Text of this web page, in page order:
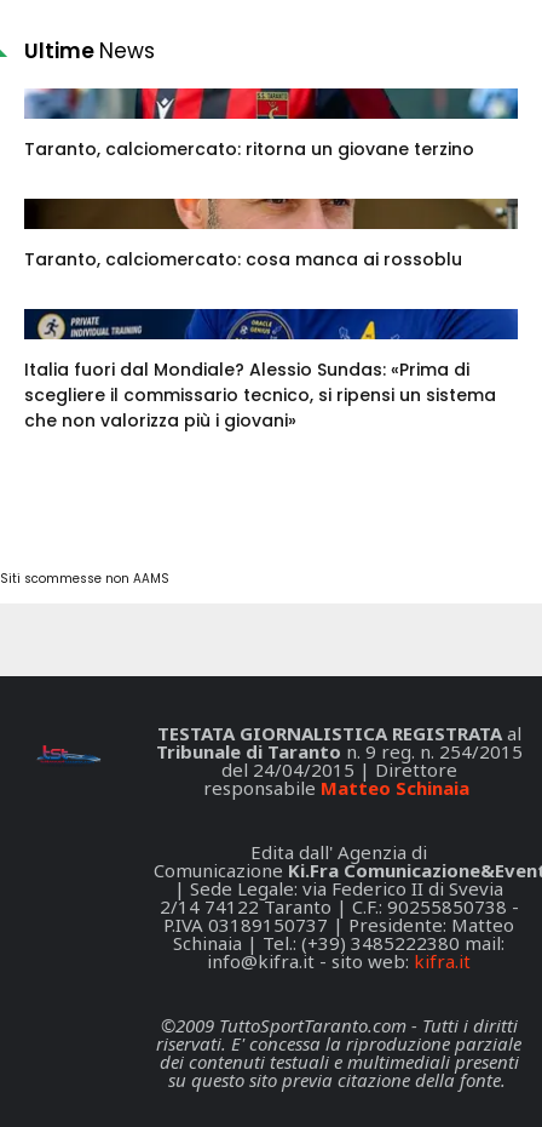
Ultime News
Taranto, calciomercato: ritorna un giovane terzino
Taranto, calciomercato: cosa manca ai rossoblu
Italia fuori dal Mondiale? Alessio Sundas: «Prima di
scegliere il commissario tecnico, si ripensi un sistema
che non valorizza più i giovani»
Siti scommesse non AAMS
TESTATA GIORNALISTICA REGISTRATAal
Tribunale di Taranto n. 9 reg. n. 254/2015
del 24/04/2015 | Direttore
responsabile Matteo Schinaia
Edita dall' Agenzia di
Comunicazione Ki.Fra
| Sede Legale: via Federico II di Svevia
2/14 74122 Taranto | C.F.: 90255850738 -
P.IVA 03189150737 | Presidente: Matteo
Schinaia | Tel.: (+39) 3485222380 mail:
info@kifra.it - sito web: kifra.it
©2009 TuttoSportTaranto.com - Tutti i diritti
riservati. E' concessa la riproduzione parziale
dei contenuti testuali e multimediali presenti
su questo sito previa citazione della fonte.